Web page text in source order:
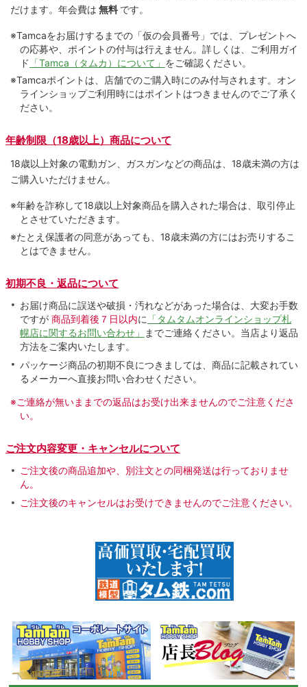
だけます。 年会費は 無料 です。
※Tamcaをお届けするまでの「仮の会員番号」では、プレゼントへ
の応募や、ポイントの付与は⾏えません。詳しくは、ご利⽤ガイ
ド 「Tamca（タムカ）について」 をご確認ください。
※Tamcaポイントは、店舗でのご購⼊時にのみ付与されます。オン
ラインショップご利用時にはポイントはつきませんのでご了承く
ださい。
年齢制限（18歳以上）商品について
18歳以上対象の電動ガン、ガスガンなどの商品は、18歳未満の方は
ご購入いただけません。
※年齢を詐称して18歳以上対象商品を購入された場合は、取引停止
とさせていただきます。
※たとえ保護者の同意があっても、18歳未満の方にはお売りするこ
とはできません。
初期不良・返品について
お届け商品に誤送や破損・汚れなどがあった場合は、大変お手数
ですが 商品到着後７日以内に 「タムタムオンラインショップ札
幌店に関するお問い合わせ」
までご連絡ください。当店より返品
方法をご案内いたします。
パッケージ商品の初期不良につきましては、商品に記載されてい
るメーカーへ直接お問い合わせください。
※ご連絡が無いままでの返品はお受け出来ませんのでご注意くださ
い。
ご注文内容変更・キャンセルについて
ご注文後の商品追加や、別注文との同梱発送は行っておりませ
ん。
ご注文後のキャンセルはお受けできませんのでご注意ください。